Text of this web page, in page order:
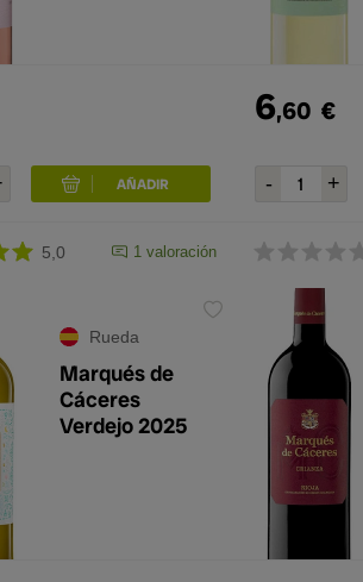
5,0 1 valoración
6,60 €
Rueda
Marqués de
Cáceres
Verdejo 2025